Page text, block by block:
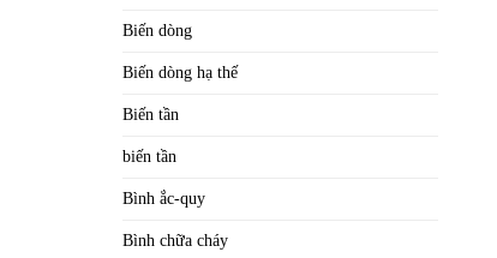
Biến dòng
Biến dòng hạ thế
Biến tần
biến tần
Bình ắc-quy
Bình chữa cháy